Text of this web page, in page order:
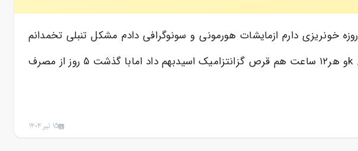
سلام من حدود ۹ ماه قرص سیپروترون کامپاند میخوردم این ماه خونریزیم عجیب شد و الان ۲۳ روزه خونریزی دارم ازمایشات هورمونی و سونوگرافی دادم مشکل تنبلی تخمدانم
حل شده بود و کیستهم نداشتم رفتم پیش دکتر قرص سیپروترون رو برام قطع کرد و۱امپول ویتامین kو هر۱۲ ساعت هم قرص گزانتزامیک اسیدبهم داد امابا گذشت ۵ روز از مصرف
15 تیر 1404